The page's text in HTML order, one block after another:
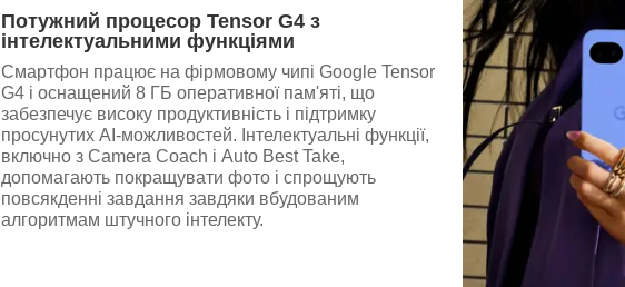
Потужний процесор Tensor G4 з
інтелектуальними функціями
Смартфон працює на фірмовому чипі Google Tensor
G4 і оснащений 8 ГБ оперативної пам'яті, що
забезпечує високу продуктивність і підтримку
просунутих AI-можливостей. Інтелектуальні функції,
включно з Camera Coach і Auto Best Take,
допомагають покращувати фото і спрощують
повсякденні завдання завдяки вбудованим
алгоритмам штучного інтелекту.